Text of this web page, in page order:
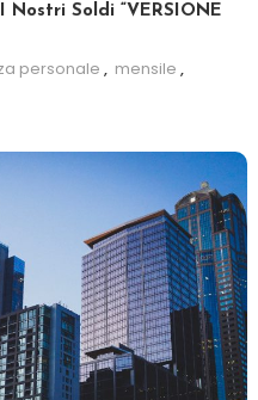
Nostri Soldi “VERSIONE
personale , mensile ,